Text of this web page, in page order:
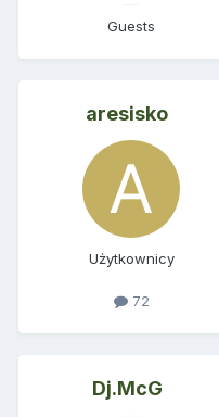
Guests
aresisko
Użytkownicy
72
Dj.McG